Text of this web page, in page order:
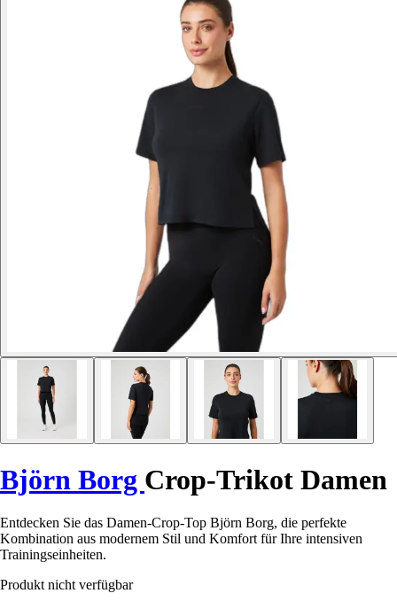
Björn Borg Crop-Trikot Damen
Entdecken Sie das Damen-Crop-Top Björn Borg, die perfekte
Kombination aus modernem Stil und Komfort für Ihre intensiven
Trainingseinheiten.
Produkt nicht verfügbar